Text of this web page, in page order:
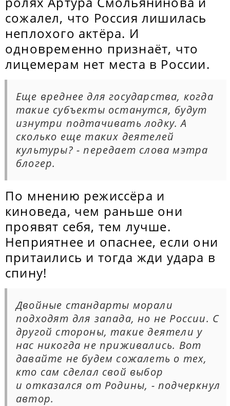
сожалел, что Россия лишилась
неплохого актёра. И
одновременно признаёт, что
лицемерам нет места в России.
Еще вреднее для государства, когда
такие субъекты останутся, будут
изнутри подтачивать лодку. А
сколько еще таких деятелей
культуры? - передает слова мэтра
блогер.
По мнению режиссёра и
киноведа, чем раньше они
проявят себя, тем лучше.
Неприятнее и опаснее, если они
притаились и тогда жди удара в
спину!
Двойные стандарты морали
подходят для запада, но не России. С
другой стороны, такие деятели у
нас никогда не приживались. Вот
давайте не будем сожалеть о тех,
кто сам сделал свой выбор
и отказался от Родины, - подчеркнул
автор.